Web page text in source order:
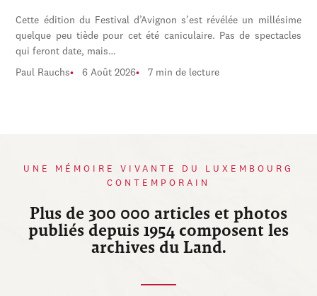
Cette édition du Festival d’Avignon s’est révélée un millésime
quelque peu tiède pour cet été caniculaire. Pas de spectacles
qui feront date, mais…
Paul Rauchs 6 Août 2026 7 min de lecture
UNE MÉMOIRE VIVANTE DU LUXEMBOURG
CONTEMPORAIN
Plus de 300 000 articles et photos
publiés depuis 1954 composent les
archives du Land.